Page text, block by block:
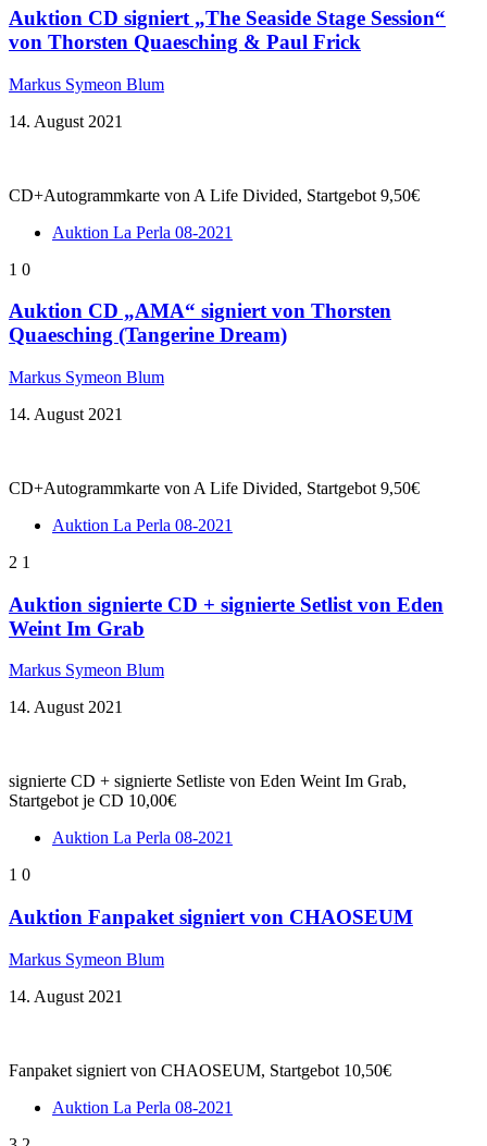
Auktion CD signiert „The Seaside Stage Session“
von Thorsten Quaesching & Paul Frick
Markus Symeon Blum
14. August 2021
CD+Autogrammkarte von A Life Divided, Startgebot 9,50€
Auktion La Perla 08-2021
1 0
Auktion CD „AMA“ signiert von Thorsten
Quaesching (Tangerine Dream)
Markus Symeon Blum
14. August 2021
CD+Autogrammkarte von A Life Divided, Startgebot 9,50€
Auktion La Perla 08-2021
2 1
Auktion signierte CD + signierte Setlist von Eden
Weint Im Grab
Markus Symeon Blum
14. August 2021
signierte CD + signierte Setliste von Eden Weint Im Grab,
Startgebot je CD 10,00€
Auktion La Perla 08-2021
1 0
Auktion Fanpaket signiert von CHAOSEUM
Markus Symeon Blum
14. August 2021
Fanpaket signiert von CHAOSEUM, Startgebot 10,50€
Auktion La Perla 08-2021